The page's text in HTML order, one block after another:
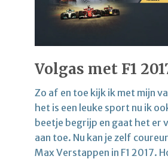
Volgas met F1
Zo af en toe kijk ik met mijn
het is een leuke sport nu ik
beetje begrijp en gaat het er
aan toe. Nu kan je zelf
Max Verstappen in F1 2017.